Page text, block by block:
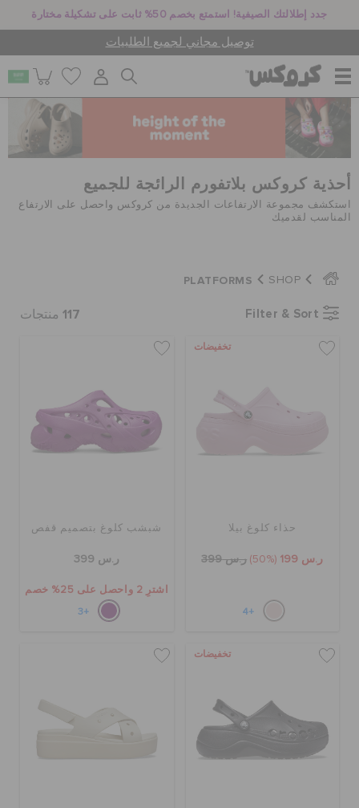
جدد إطلالتك الصيفية! استمتع بخصم 50% ثابت على تشكيلة مختارة
توصيل مجاني لجميع الطلبيات
للنساء
للرجال
كروكس لمكان العمل
الحقائب
حالة الطلبية
أحذية كروكس بلاتفورم الرائجة للجميع
استكشف مجموعة الارتفاعات الجديدة من كروكس واحصل على الارتفاع
المناسب لقدميك
SHOP
PLATFORMS
Filter & Sort
117 منتجات
تخفيضات
حذاء كلوغ بيلا
ر.س 199 (50%) ر.س 399
+4
شبشب كلوغ بتصميم قفص
ر.س 399
اشترِ 2 واحصل على 25% خصم
+3
تخفيضات